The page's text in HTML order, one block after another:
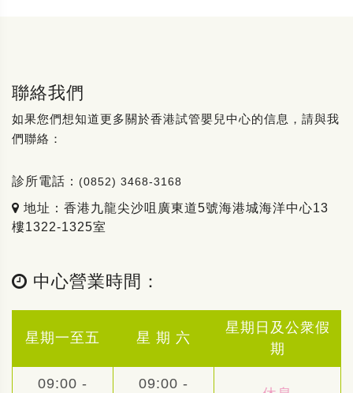
聯絡我們
如果您們想知道更多關於香港試管嬰兒中心的信息，請與我
們聯絡：
診所電話： (0852) 3468-3168
地址：香港九龍尖沙咀廣東道5號海港城海洋中心13
樓1322-1325室
中心營業時間：
星期一至五 星 期 六
星期日及公衆假
期
09:00 - 09:00 -